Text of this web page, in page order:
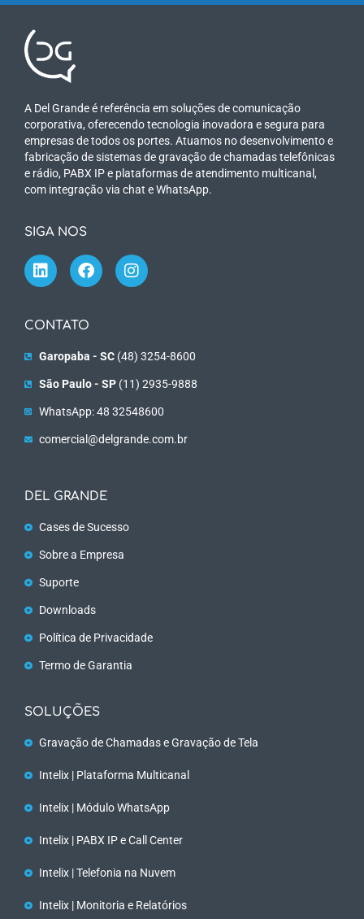
A Del Grande é referência em soluções de comunicação
corporativa, oferecendo tecnologia inovadora e segura para
empresas de todos os portes. Atuamos no desenvolvimento e
fabricação de sistemas de gravação de chamadas telefônicas
e rádio, PABX IP e plataformas de atendimento multicanal,
com integração via chat e WhatsApp.
SIGA NOS
CONTATO
Garopaba - SC(48) 3254-8600
São Paulo - SP(11) 2935-9888
WhatsApp: 48 32548600
comercial@delgrande.com.br
DEL GRANDE
Cases de Sucesso
Sobre a Empresa
Suporte
Downloads
Política de Privacidade
Termo de Garantia
SOLUÇÕES
Gravação de Chamadas e Gravação de Tela
Intelix | Plataforma Multicanal
Intelix | Módulo WhatsApp
Intelix | PABX IP e Call Center
Intelix | Telefonia na Nuvem
Intelix | Monitoria e Relatórios